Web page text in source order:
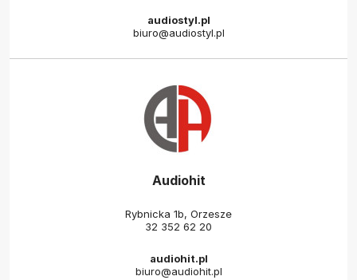
audiostyl.pl
biuro@audiostyl.pl
Audiohit
Rybnicka 1b, Orzesze
32 352 62 20
audiohit.pl
biuro@audiohit.pl